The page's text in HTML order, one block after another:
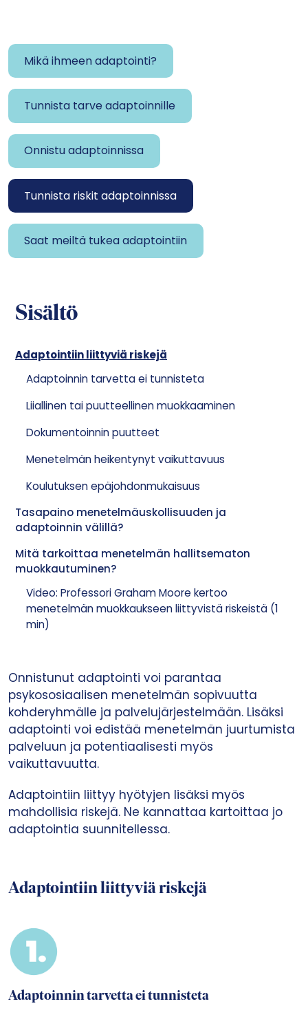
Mikä ihmeen adaptointi?
Tunnista tarve adaptoinnille
Onnistu adaptoinnissa
Tunnista riskit adaptoinnissa
Saat meiltä tukea adaptointiin
Sisältö
Adaptointiin liittyviä riskejä
Adaptoinnin tarvetta ei tunnisteta
Liiallinen tai puutteellinen muokkaaminen
Dokumentoinnin puutteet
Menetelmän heikentynyt vaikuttavuus
Koulutuksen epäjohdonmukaisuus
Tasapaino menetelmäuskollisuuden ja
adaptoinnin välillä?
Mitä tarkoittaa menetelmän hallitsematon
muokkautuminen?
Video: Professori Graham Moore kertoo
menetelmän muokkaukseen liittyvistä riskeistä (1
min)
Onnistunut adaptointi voi parantaa
psykososiaalisen menetelmän sopivuutta
kohderyhmälle ja palvelujärjestelmään. Lisäksi
adaptointi voi edistää menetelmän juurtumista
palveluun ja potentiaalisesti myös
vaikuttavuutta.
Adaptointiin liittyy hyötyjen lisäksi myös
mahdollisia riskejä. Ne kannattaa kartoittaa jo
adaptointia suunnitellessa.
Adaptointiin liittyviä riskejä
Adaptoinnin tarvetta ei tunnisteta